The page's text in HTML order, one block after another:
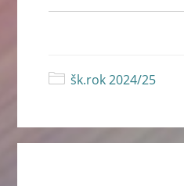
šk.rok 2024/25